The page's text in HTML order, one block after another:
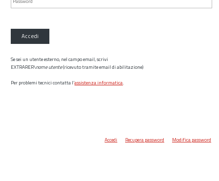
Accedi
Se sei un utente esterno, nel campo email, scrivi
EXTRARER\nome utente(ricevuto tramite email di abilitazione)
Per problemi tecnici contatta l’assistenza informatica.
Accedi Recupera password Modifica password